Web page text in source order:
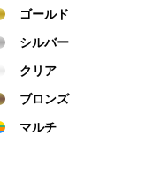
ゴールド
シルバー
クリア
ブロンズ
マルチ